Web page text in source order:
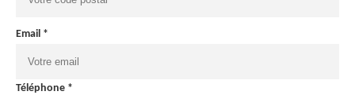
Email *
Téléphone *